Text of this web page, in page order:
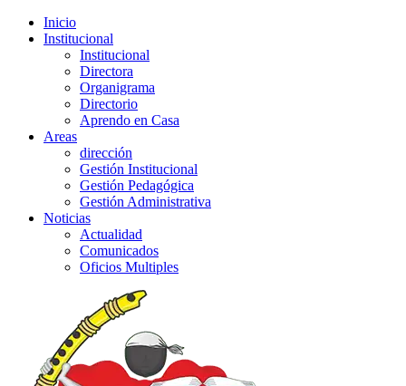
Inicio
Institucional
Institucional
Directora
Organigrama
Directorio
Aprendo en Casa
Areas
dirección
Gestión Institucional
Gestión Pedagógica
Gestión Administrativa
Noticias
Actualidad
Comunicados
Oficios Multiples